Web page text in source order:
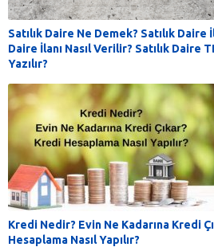
Satılık Daire Ne Demek? Satılık Daire
Daire İlanı Nasıl Verilir? Satılık Daire
Yazılır?
Kredi Nedir? Evin Ne Kadarına Kredi
Hesaplama Nasıl Yapılır?